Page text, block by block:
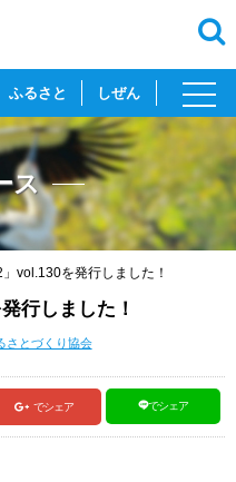
ふるさと しぜん
toggle
ス
vol.130を発行しました！
行しました！
さとづくり協会
でシェア でシェア